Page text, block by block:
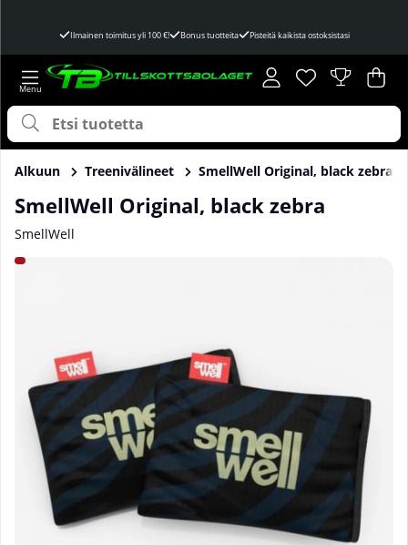
Ilmainen toimitus yli 100 €! Bonus tuotteita Pisteitä kaikista ostoksistasi
Toivelista
Lukumäärä
. .
Alkuun Treenivälineet SmellWell Original, black zebra
SmellWell Original, black zebra
SmellWell
Tuotekuvat SmellWell Original, black zebra